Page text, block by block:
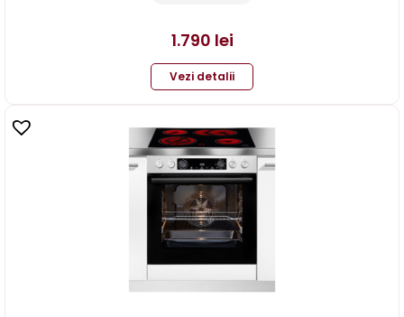
1.790 lei
Vezi detalii